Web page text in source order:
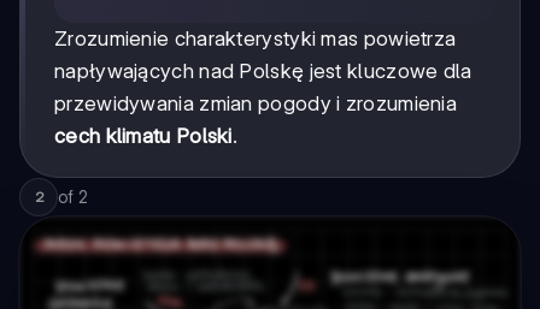
Zrozumienie charakterystyki mas powietrza
napływających nad Polskę jest kluczowe dla
przewidywania zmian pogody i zrozumienia
cech klimatu Polski.
2 of 2